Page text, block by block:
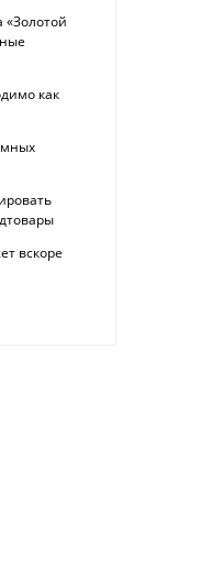
«Золотой
как
вскоре